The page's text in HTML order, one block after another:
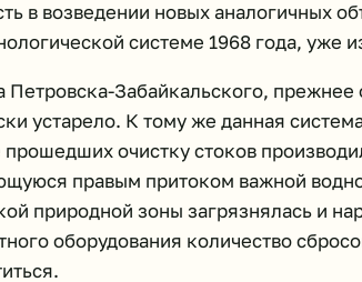
в возведении новых аналогичных
системе 1968 года, уже
Забайкальского, прежнее
устарело. К тому же данная
очистку стоков
правым притоком важной
природной зоны загрязнялась и
оборудования количество